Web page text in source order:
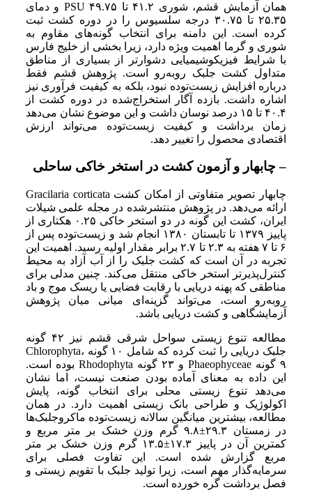
همان آزمایش قشم، شوری ۴۱.۲ تا ۴۹.۷۵ PSU و دمای
۲۵.۳۵ تا ۳۰.۷۵ درجه سلسیوس را در دوره کشت ثبت
کرده است. این دامنه برای انتخاب گونه‌های مقاوم به
شوری و گرما اهمیت ویژه دارد، زیرا بخشی از خلیج فارس
با شرایط فیزیکوشیمیایی دشوارتر از بسیاری از مناطق
متداول کشت جلبک روبه‌رو است. پژوهش قشم فقط
درباره افزایش زیست‌توده نبود، بلکه به کیفیت فرآوری نیز
اشاره داشت. بازده آگار استخراج‌شده در دوره کشت از
۴۰.۴ تا ۱۵ درصد نوسان داشت و این موضوع نشان می‌دهد
زمان برداشت و کیفیت زیست‌توده می‌تواند ارزش
اقتصادی محصول را تغییر دهد.
– چابهار و آزمون کشت در استخر خاکی ساحلی
چابهار تصویر متفاوتی از امکان کشت Gracilaria corticata
ارائه می‌دهد. در پژوهش منتشرشده در مجله علمی شیلات
ایران، کشت این گونه در دو استخر خاکی ۰.۲۵ هکتاری از
پاییز ۱۳۷۹ تا تابستان ۱۳۸۰ انجام شد و زیست‌توده پس از
۶ تا ۷ هفته به ۲.۳ تا ۲.۷ برابر مقدار اولیه رسید. اهمیت این
تجربه در آن است که کشت جلبک را از آب آزاد به محیط
کنترل‌پذیرتر استخر خاکی منتقل می‌کند. چنین مدلی برای
مناطقی که پهنه دریایی با رقابت فضایی یا ریسک موج و باد
روبه‌رو است، می‌تواند گزینه‌ای میانی میان پژوهش
آزمایشگاهی و کشت دریایی باشد.
مطالعه تنوع زیستی سواحل شرقی قشم نیز ۴۲ گونه
جلبک دریایی را ثبت کرده که شامل ۱۰ گونه Chlorophyta،
۹ گونه Phaeophyceae و ۲۳ گونه Rhodophyta بوده است.
این داده به معنای آماده بودن صنعت نیست، اما نشان
می‌دهد تنوع زیستی محلی برای انتخاب گونه، پایش
اکولوژیک و طراحی بانک زیستی اهمیت دارد. در همان
مطالعه، بیشترین میانگین سالانه زیست‌توده ماکروجلبک‌ها
در زمستان ۲۹.۳±۹.۸ گرم وزن خشک بر متر مربع و
کمترین آن در پاییز ۱۷.۳±۱۳.۵ گرم وزن خشک بر متر
مربع گزارش شده است. این تفاوت فصلی برای
سرمایه‌گذار مهم است، زیرا تولید جلبک با تقویم زیستی و
فصل برداشت گره خورده است.